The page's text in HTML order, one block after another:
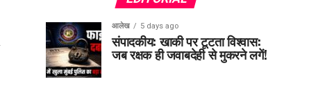
आलेख 5 days ago
संपादकीय: खाकी पर टूटता विश्वास:
जब रक्षक ही जवाबदेही से मुकरने लगें!